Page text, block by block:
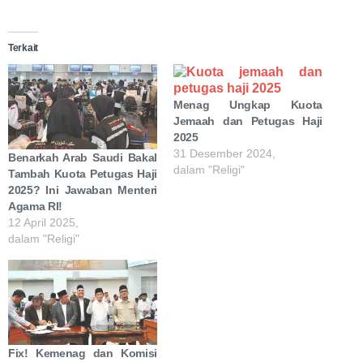
Terkait
Benarkah Arab Saudi Bakal
Tambah Kuota Petugas Haji
2025? Ini Jawaban Menteri
Agama RI!
12 April 2025,
dalam "Religi"
Menag Ungkap Kuota
Jemaah dan Petugas Haji
2025
31 Desember 2024,
dalam "Religi"
Fix! Kemenag dan Komisi